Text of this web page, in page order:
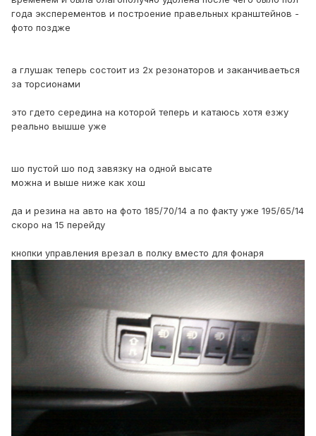
года эксперементов и построение правельных кранштейнов -
фото поздже
а глушак теперь состоит из 2х резонаторов и заканчиваеться
за торсионами
это гдето середина на которой теперь и катаюсь хотя езжу
реально вышше уже
шо пустой шо под завязку на одной высате
можна и выше ниже как хош
да и резина на авто на фото 185/70/14 а по факту уже 195/65/14
скоро на 15 перейду
кнопки управления врезал в полку вместо для фонаря